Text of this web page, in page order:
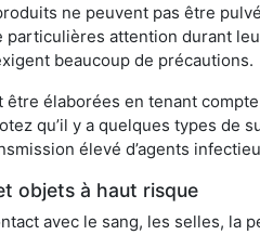
ne peuvent pas être
attention durant
beaucoup de précautions.
élaborées en tenant
qu’il y a quelques types
élevé d’agents
objets à haut risque
avec le sang, les selles,